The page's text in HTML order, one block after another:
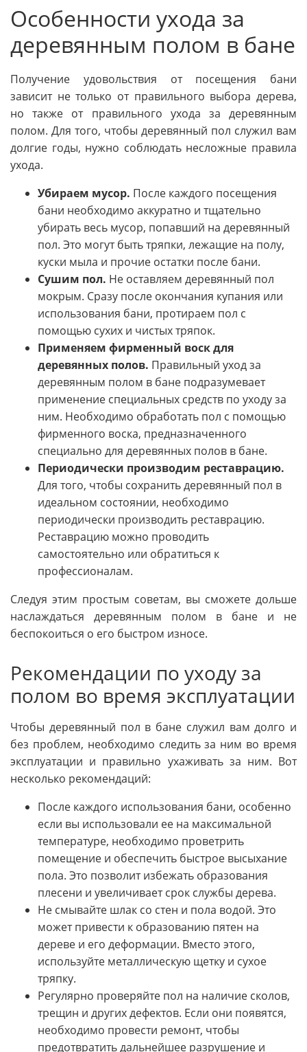
Особенности ухода за
деревянным полом в бане
Получение удовольствия от посещения бани
зависит не только от правильного выбора дерева,
но также от правильного ухода за деревянным
полом. Для того, чтобы деревянный пол служил вам
долгие годы, нужно соблюдать несложные правила
ухода.
Убираем мусор. После каждого посещения
бани необходимо аккуратно и тщательно
убирать весь мусор, попавший на деревянный
пол. Это могут быть тряпки, лежащие на полу,
куски мыла и прочие остатки после бани.
Сушим пол. Не оставляем деревянный пол
мокрым. Сразу после окончания купания или
использования бани, протираем пол с
помощью сухих и чистых тряпок.
Применяем фирменный воск для
деревянных полов. Правильный уход за
деревянным полом в бане подразумевает
применение специальных средств по уходу за
ним. Необходимо обработать пол с помощью
фирменного воска, предназначенного
специально для деревянных полов в бане.
Периодически производим реставрацию.
Для того, чтобы сохранить деревянный пол в
идеальном состоянии, необходимо
периодически производить реставрацию.
Реставрацию можно проводить
самостоятельно или обратиться к
профессионалам.
Следуя этим простым советам, вы сможете дольше
наслаждаться деревянным полом в бане и не
беспокоиться о его быстром износе.
Рекомендации по уходу за
полом во время эксплуатации
Чтобы деревянный пол в бане служил вам долго и
без проблем, необходимо следить за ним во время
эксплуатации и правильно ухаживать за ним. Вот
несколько рекомендаций:
После каждого использования бани, особенно
если вы использовали ее на максимальной
температуре, необходимо проветрить
помещение и обеспечить быстрое высыхание
пола. Это позволит избежать образования
плесени и увеличивает срок службы дерева.
Не смывайте шлак со стен и пола водой. Это
может привести к образованию пятен на
дереве и его деформации. Вместо этого,
используйте металлическую щетку и сухое
тряпку.
Регулярно проверяйте пол на наличие сколов,
трещин и других дефектов. Если они появятся,
необходимо провести ремонт, чтобы
предотвратить дальнейшее разрушение и